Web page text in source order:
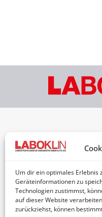
Um dir ein optimales Erlebnis
Geräteinformationen zu
Technologien zustimmst,
auf dieser Website
zurückziehst, können